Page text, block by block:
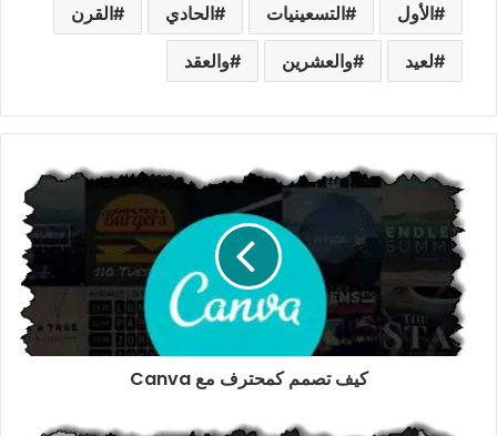
الأول التسعينيات الحادي القرن
لعيد والعشرين والعقد
كيف تصمم كمحترف مع Canva